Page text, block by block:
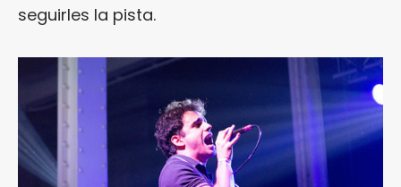
seguirles la pista.